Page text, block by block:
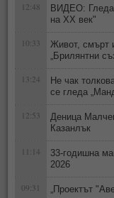
12:48
ВИДЕО:
на ХХ век"
10:33
Живот, смърт
„Брилянтни
13:24
Не чак
се гледа
12:53
Деница
Казанлък
11:14
33-годишна
2026
09:31
„Проектът